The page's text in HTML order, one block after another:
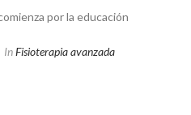
InFisioterapia avanzada